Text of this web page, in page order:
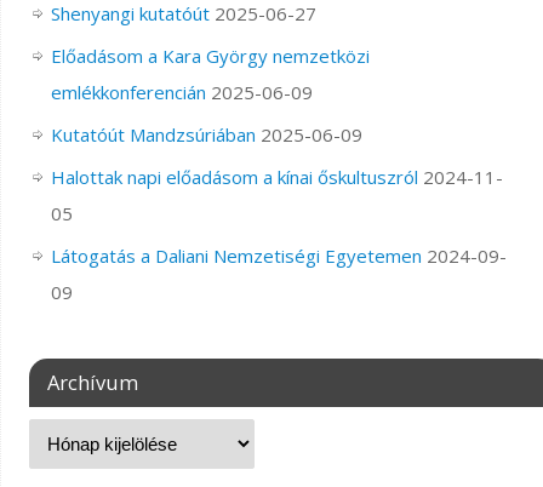
Shenyangi kutatóút 2025-06-27
Előadásom a Kara György nemzetközi
emlékkonferencián 2025-06-09
Kutatóút Mandzsúriában 2025-06-09
Halottak napi előadásom a kínai őskultuszról 2024-11-
05
Látogatás a Daliani Nemzetiségi Egyetemen 2024-09-
09
Archívum